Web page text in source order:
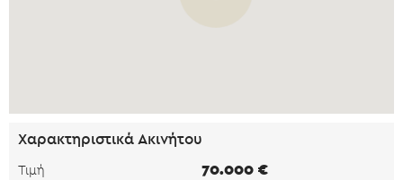
Χαρακτηριστικά Ακινήτου
Τιμή 70.000 €